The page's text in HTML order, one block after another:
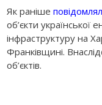
Як раніше
об’єкти української
інфраструктуру на
Франківщині.
об’єктів.